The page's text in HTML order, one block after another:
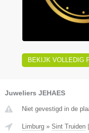
BEKIJK VOLLEDIG
Juweliers JEHAES
Niet gevestigd in de
Limburg » Sint Truiden |